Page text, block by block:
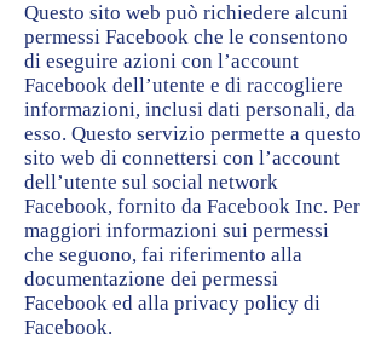
Questo sito web può richiedere alcuni
permessi Facebook che le consentono
di eseguire azioni con l’account
Facebook dell’utente e di raccogliere
informazioni, inclusi dati personali, da
esso. Questo servizio permette a questo
sito web di connettersi con l’account
dell’utente sul social network
Facebook, fornito da Facebook Inc. Per
maggiori informazioni sui permessi
che seguono, fai riferimento alla
documentazione dei permessi
Facebook ed alla privacy policy di
Facebook.